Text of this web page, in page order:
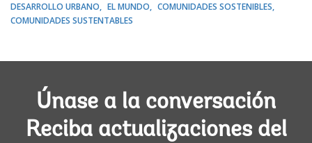
DESARROLLO URBANO EL MUNDO
COMUNIDADES SOSTENIBLES
COMUNIDADES SUSTENTABLES
Únase a la conversación
Reciba actualizaciones del